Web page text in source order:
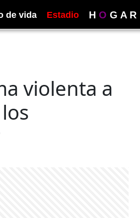
de vida Estadio H O G A R
violenta a